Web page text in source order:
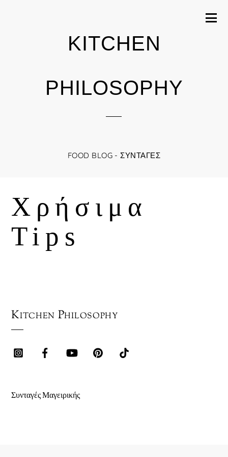
KITCHEN
PHILOSOPHY
FOOD BLOG - ΣΥΝΤΑΓΈΣ
Χρήσιμα
Tips
Kitchen Philosophy
Συνταγές Μαγειρικής